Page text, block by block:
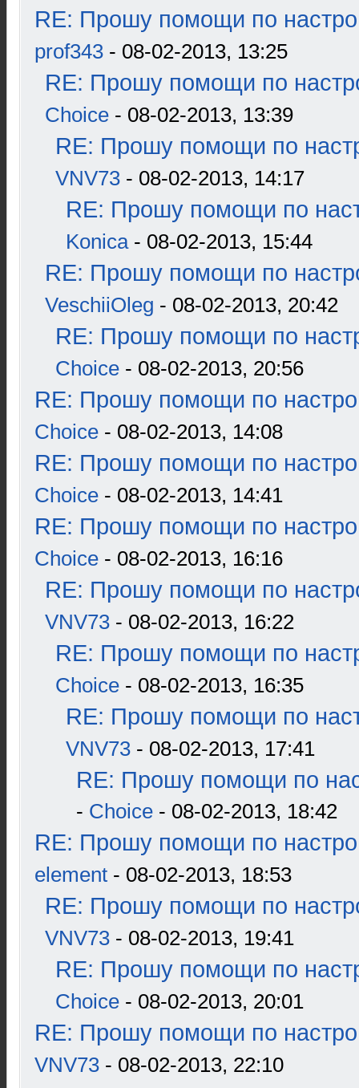
RE: Прошу помощи по
prof343 - 08-02-2013, 13:25
RE: Прошу помощи по
Choice - 08-02-2013, 13:39
RE: Прошу помощи по
VNV73 - 08-02-2013, 14:17
RE: Прошу помощи по
Konica- 08-02-2013, 15:44
RE: Прошу помощи по
VeschiiOleg - 08-02-2013, 20:42
RE: Прошу помощи по
Choice - 08-02-2013, 20:56
RE: Прошу помощи по
Choice - 08-02-2013, 14:08
RE: Прошу помощи по
Choice - 08-02-2013, 14:41
RE: Прошу помощи по
Choice - 08-02-2013, 16:16
RE: Прошу помощи по
VNV73 - 08-02-2013, 16:22
RE: Прошу помощи по
Choice - 08-02-2013, 16:35
RE: Прошу помощи по
VNV73 - 08-02-2013, 17:41
RE: Прошу помощи по
- Choice - 08-02-2013, 18:42
RE: Прошу помощи по
element - 08-02-2013, 18:53
RE: Прошу помощи по
VNV73 - 08-02-2013, 19:41
RE: Прошу помощи по
Choice - 08-02-2013, 20:01
RE: Прошу помощи по
VNV73 - 08-02-2013, 22:10